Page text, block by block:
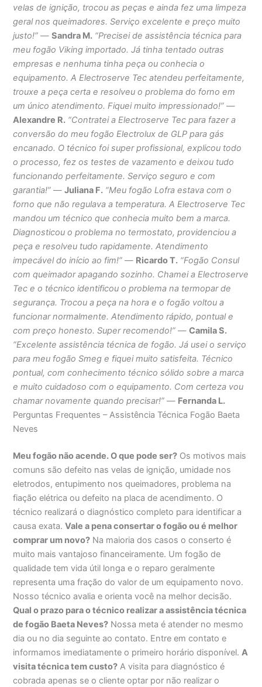
velas de ignição, trocou as peças e ainda fez uma limpeza
geral nos queimadores. Serviço excelente e preço muito
justo!” —Sandra M. “Precisei de assistência técnica para
meu fogão Viking importado. Já tinha tentado outras
empresas e nenhuma tinha peça ou conhecia o
equipamento. A Electroserve Tec atendeu perfeitamente,
trouxe a peça certa e resolveu o problema do forno em
um único atendimento. Fiquei muito impressionado!” —
Alexandre R. “Contratei a Electroserve Tec para fazer a
conversão do meu fogão Electrolux de GLP para gás
encanado. O técnico foi super profissional, explicou todo
o processo, fez os testes de vazamento e deixou tudo
funcionando perfeitamente. Serviço seguro e com
garantia!” —Juliana F. “Meu fogão Lofra estava com o
forno que não regulava a temperatura. A Electroserve Tec
mandou um técnico que conhecia muito bem a marca.
Diagnosticou o problema no termostato, providenciou a
peça e resolveu tudo rapidamente. Atendimento
impecável do início ao fim!” — Ricardo T. “Fogão Consul
com queimador apagando sozinho. Chamei a Electroserve
Tec e o técnico identificou o problema na termopar de
segurança. Trocou a peça na hora e o fogão voltou a
funcionar normalmente. Atendimento rápido, pontual e
com preço honesto. Super recomendo!” —Camila S.
“Excelente assistência técnica de fogão. Já usei o serviço
para meu fogão Smeg e fiquei muito satisfeita. Técnico
pontual, com conhecimento técnico sólido sobre a marca
e muito cuidadoso com o equipamento. Com certeza vou
chamar novamente quando precisar!” — Fernanda L.
Perguntas Frequentes – Assistência Técnica Fogão Baeta
Neves
Meu fogão não acende. O que pode ser? Os motivos mais
comuns são defeito nas velas de ignição, umidade nos
eletrodos, entupimento nos queimadores, problema na
fiação elétrica ou defeito na placa de acendimento. O
técnico realizará o diagnóstico completo para identificar a
causa exata.Vale a pena consertar o fogão ou é melhor
comprar um novo? Na maioria dos casos o conserto é
muito mais vantajoso financeiramente. Um fogão de
qualidade tem vida útil longa e o reparo geralmente
representa uma fração do valor de um equipamento novo.
Nosso técnico avalia e orienta você na melhor decisão.
Qual o prazo para o técnico realizar a assistência técnica
de fogão Baeta Neves? Nossa meta é atender no mesmo
dia ou no dia seguinte ao contato. Entre em contato e
informamos imediatamente o primeiro horário disponível.A
visita técnica tem custo? A visita para diagnóstico é
cobrada apenas se o cliente optar por não realizar o